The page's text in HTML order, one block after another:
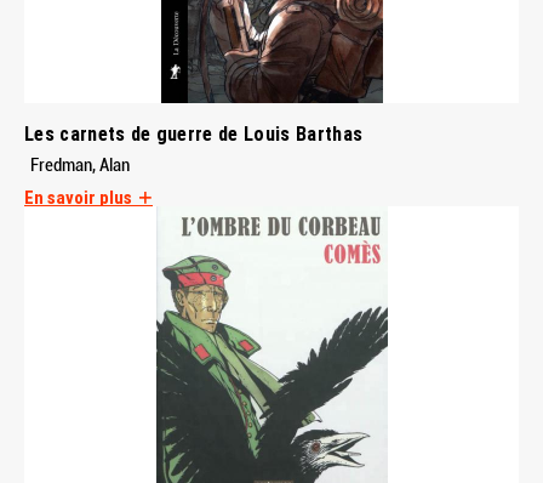
Les carnets de guerre de Louis Barthas
Fredman, Alan
En savoir plus